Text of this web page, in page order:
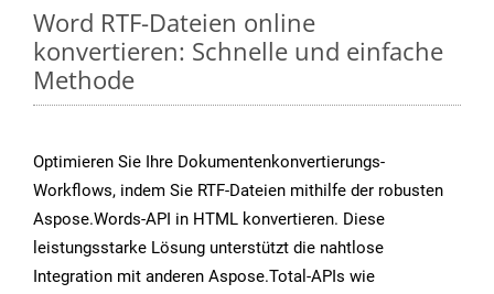
Word RTF-Dateien online
konvertieren: Schnelle und einfache
Methode
Optimieren Sie Ihre Dokumentenkonvertierungs-
Workflows, indem Sie RTF-Dateien mithilfe der robusten
Aspose.Words-API in HTML konvertieren. Diese
leistungsstarke Lösung unterstützt die nahtlose
Integration mit anderen Aspose.Total-APIs wie